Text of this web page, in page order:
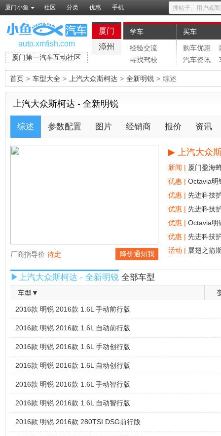
厦门小鱼 社区 分类 优惠 手机
auto.xmfish.com
厦门第一汽车互动社区
厦门
漳州
学车
经验交流
寻找驾校
买车
购车优惠
汽车资讯
首页 > 车型大全 > 上汽大众斯柯达 > 全新明锐 > 综述
上汽大众斯柯达 - 全新明锐
综述 参数配置 图片 经销商 报价 资讯
降价通知我
厂商指导价 待定
▶ 上汽大众
新闻 | 厦门盈海
优惠 | Octavia明
优惠 |
优惠 |
优惠 | Octavia明
优惠 |
活动 | 展翅之箭
▶上汽大众斯柯达 - 全新明锐 全部车型
车型▼
2016款 明锐 2016款 1.6L 手动前行版
2016款 明锐 2016款 1.6L 自动前行版
2016款 明锐 2016款 1.6L 手动创行版
2016款 明锐 2016款 1.6L 自动创行版
2016款 明锐 2016款 1.6L 手动智行版
2016款 明锐 2016款 1.6L 自动智行版
2016款 明锐 2016款 280TSI DSG前行版